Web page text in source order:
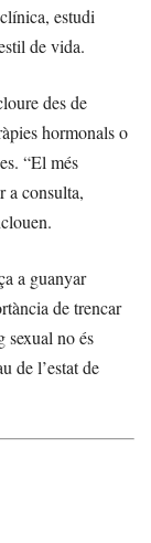
estudi
de vida.
des de
hormonals o
“El més
a consulta,
a guanyar
de trencar
sexual no és
de l’estat de